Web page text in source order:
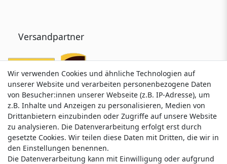
Versandpartner
Service & Kontakt
Wir verwenden Cookies und ähnliche Technologien auf
unserer Website und verarbeiten personenbezogene Daten
von Besucher:innen unserer Webseite (z.B. IP-Adresse), um
z.B. Inhalte und Anzeigen zu personalisieren, Medien von
Drittanbietern einzubinden oder Zugriffe auf unsere Website
zu analysieren. Die Datenverarbeitung erfolgt erst durch
gesetzte Cookies. Wir teilen diese Daten mit Dritten, die wir in
den Einstellungen benennen.
Die Datenverarbeitung kann mit Einwilligung oder aufgrund
Wir verwenden Cookies und ähnliche Technologien auf
unserer Website und verarbeiten personenbezogene Daten
von Besucher:innen unserer Webseite (z.B. IP-Adresse), um
z.B. Inhalte und Anzeigen zu personalisieren, Medien von
Drittanbietern einzubinden oder Zugriffe auf unsere Website
zu analysieren. Die Datenverarbeitung erfolgt erst durch
gesetzte Cookies. Wir teilen diese Daten mit Dritten, die wir in
den Einstellungen benennen.
Die Datenverarbeitung kann mit Einwilligung oder aufgrund